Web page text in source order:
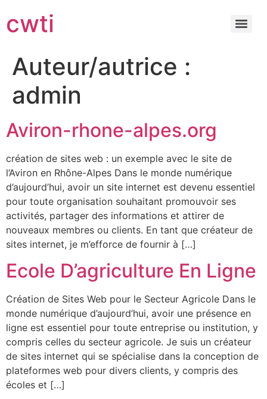
cwti
Auteur/autrice :
admin
Aviron-rhone-alpes.org
création de sites web : un exemple avec le site de
l’Aviron en Rhône-Alpes Dans le monde numérique
d’aujourd’hui, avoir un site internet est devenu essentiel
pour toute organisation souhaitant promouvoir ses
activités, partager des informations et attirer de
nouveaux membres ou clients. En tant que créateur de
sites internet, je m’efforce de fournir à […]
Ecole D’agriculture En Ligne
Création de Sites Web pour le Secteur Agricole Dans le
monde numérique d’aujourd’hui, avoir une présence en
ligne est essentiel pour toute entreprise ou institution, y
compris celles du secteur agricole. Je suis un créateur
de sites internet qui se spécialise dans la conception de
plateformes web pour divers clients, y compris des
écoles et […]